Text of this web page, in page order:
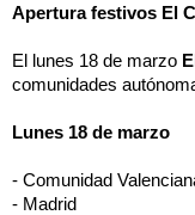
Apertura festivos El
El lunes 18 de marzo
comunidades
Lunes 18 de marzo
- Comunidad
- Madrid